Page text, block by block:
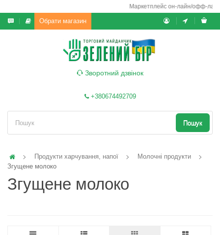
Маркетплейс он-лайн/офф-лайн
Обрати магазин
Зворотний дзвінок
+380674492709
Пошук
Продукти харчування, напої
Молочні продукти
Згущене молоко
Згущене молоко